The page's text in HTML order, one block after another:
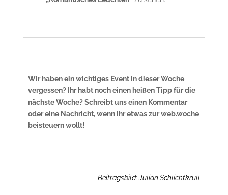
Wir haben ein wichtiges Event in dieser Woche
vergessen? Ihr habt noch einen heißen Tipp für die
nächste Woche? Schreibt uns einen Kommentar
oder eine Nachricht, wenn ihr etwas zur web.woche
beisteuern wollt!
Beitragsbild: Julian Schlichtkrull